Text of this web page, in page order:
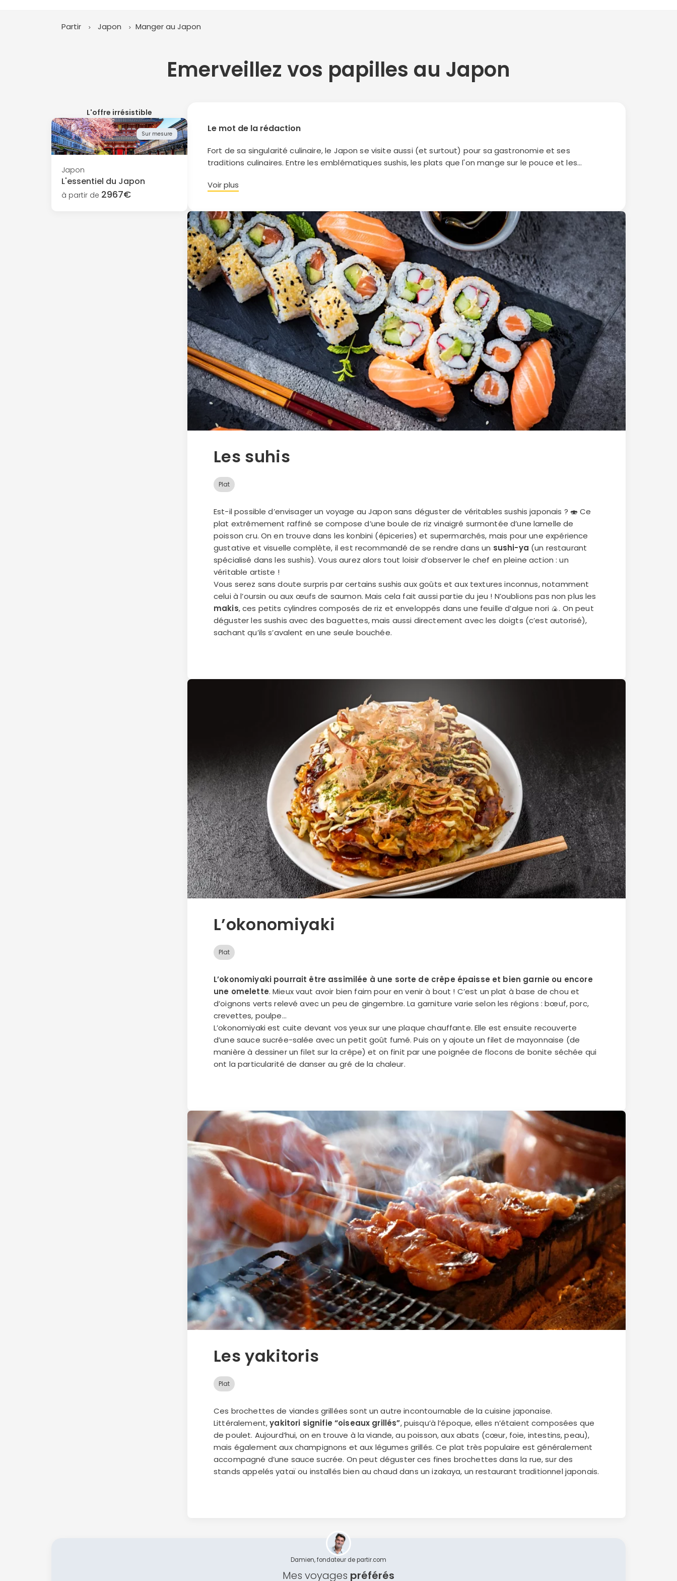
Partir Japon Manger au Japon
Emerveillez vos papilles au Japon
L'offre irrésistible
Japon
L'essentiel du Japon
à partir de 2967€
Sur mesure Le mot de la rédaction
Fort de sa singularité culinaire, le Japon se visite aussi (et surtout) pour sa gastronomie et ses
traditions culinaires. Entre les emblématiques sushis, les plats que l'on mange sur le pouce et les
Voir plus
Les suhis
Plat
Est-il possible d’envisager un voyage au Japon sans déguster de véritables sushis japonais ? 🍣 Ce
plat extrêmement raffiné se compose d’une boule de riz vinaigré surmontée d’une lamelle de
poisson cru. On en trouve dans les konbini (épiceries) et supermarchés, mais pour une expérience
gustative et visuelle complète, il est recommandé de se rendre dans un sushi-ya (un restaurant
spécialisé dans les sushis). Vous aurez alors tout loisir d’observer le chef en pleine action : un
véritable artiste !
Vous serez sans doute surpris par certains sushis aux goûts et aux textures inconnus, notamment
celui à l’oursin ou aux œufs de saumon. Mais cela fait aussi partie du jeu ! N’oublions pas non plus les
makis, ces petits cylindres composés de riz et enveloppés dans une feuille d’algue nori 🍙. On peut
déguster les sushis avec des baguettes, mais aussi directement avec les doigts (c’est autorisé),
sachant qu’ils s’avalent en une seule bouchée.
L’okonomiyaki
Plat
L’okonomiyaki pourrait être assimilée à une sorte de crêpe épaisse et bien garnie ou encore
une omelette. Mieux vaut avoir bien faim pour en venir à bout ! C’est un plat à base de chou et
d’oignons verts relevé avec un peu de gingembre. La garniture varie selon les régions : bœuf, porc,
crevettes, poulpe…
L’okonomiyaki est cuite devant vos yeux sur une plaque chauffante. Elle est ensuite recouverte
d’une sauce sucrée-salée avec un petit goût fumé. Puis on y ajoute un filet de mayonnaise (de
manière à dessiner un filet sur la crêpe) et on finit par une poignée de flocons de bonite séchée qui
ont la particularité de danser au gré de la chaleur.
Les yakitoris
Plat
Ces brochettes de viandes grillées sont un autre incontournable de la cuisine japonaise.
Littéralement,yakitori signifie “oiseaux grillés”, puisqu’à l’époque, elles n’étaient composées que
de poulet. Aujourd’hui, on en trouve à la viande, au poisson, aux abats (cœur, foie, intestins, peau),
mais également aux champignons et aux légumes grillés. Ce plat très populaire est généralement
accompagné d’une sauce sucrée. On peut déguster ces fines brochettes dans la rue, sur des
stands appelés yataï ou installés bien au chaud dans un izakaya, un restaurant traditionnel japonais.
Damien, fondateur de partir.com
Mes voyages préférés
Politique de confidentialité.